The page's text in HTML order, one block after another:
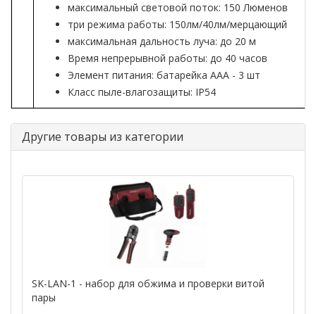
максимальный световой поток: 150 Люменов
три режима работы: 150лм/40лм/мерцающий
максимальная дальность луча: до 20 м
Время непрерывной работы: до 40 часов
Элемент питания: батарейка ААА - 3 шт
Класс пыле-влагозащиты: IP54
Другие товары из категории
SK-LAN-1 - набор для обжима и проверки витой
пары